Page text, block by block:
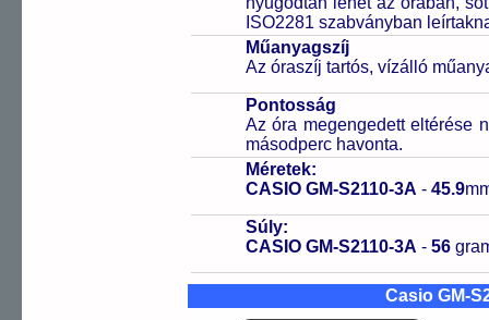
ISO2281 szabványban
Műanyagszíj
Az óraszíj tartós, vízálló
Pontosság
Az óra megengedett eltérése
másodperc havonta.
Méretek:
CASIO GM-S2110-3A - 45.9
Súly:
CASIO GM-S2110-3A - 56
Casio GM-